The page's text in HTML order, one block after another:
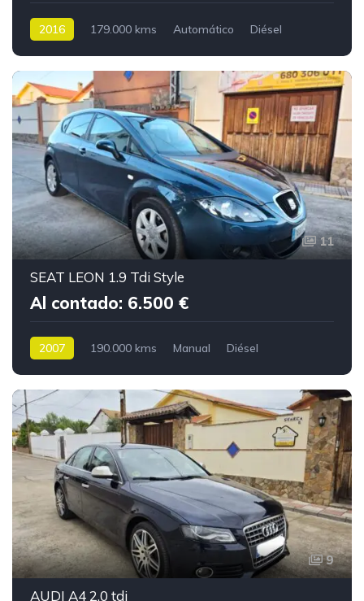
2016 179.000 kms Automático Diésel
11
SEAT LEON 1.9 Tdi Style
Al contado: 6.500 €
2007 190.000 kms Manual Diésel
9
AUDI A4 2.0 tdi